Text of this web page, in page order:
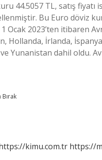
44.5057 TL, satış
Bu Euro döviz
Ocak 2023’ten itibaren
Hollanda, İrlanda,
Yunanistan dahil oldu.
kimu.com.tr https://